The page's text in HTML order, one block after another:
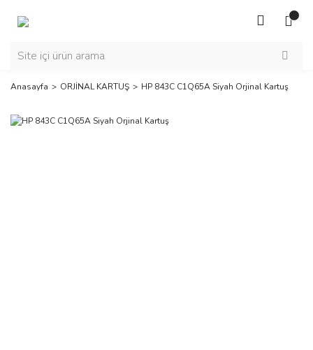
Anasayfa ORJİNAL KARTUŞ HP 843C C1Q65A Siyah Orjinal Kartuş